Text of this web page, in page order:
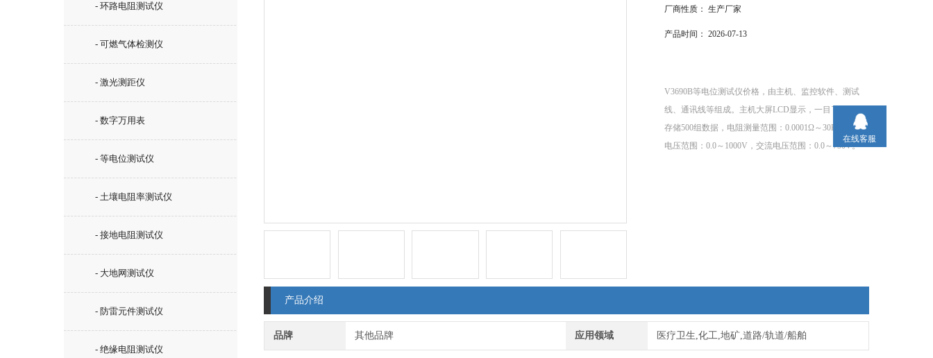
- 环路电阻测试仪
- 可燃气体检测仪
- 激光测距仪
- 数字万用表
- 等电位测试仪
- 土壤电阻率测试仪
- 接地电阻测试仪
- 大地网测试仪
- 防雷元件测试仪
- 绝缘电阻测试仪
厂商性质： 生产厂家
产品时间： 2026-07-13
V3690B等电位测试仪价格，由主机、监控软件、测试
线、通讯线等组成。主机大屏LCD显示，一目了然。能
存储500组数据，电阻测量范围：0.0001Ω～30KΩ，直流
电压范围：0.0～1000V，交流电压范围：0.0～750V。
产品介绍
品牌 其他品牌 应用领域 医疗卫生,化工,地矿,道路/轨道/船舶
在线客服